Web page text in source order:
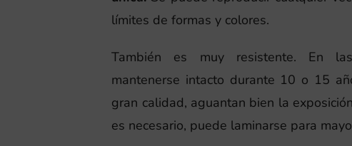
límites de formas y colores.
También es muy resistente. En
mantenerse intacto durante 10 o 15
gran calidad, aguantan bien la
es necesario, puede laminarse para